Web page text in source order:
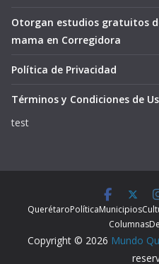
Otorgan estudios gratuitos
mama en Corregidora
Política de Privacidad
Términos y Condiciones de
test
QuerétaroPolíticaMunicipios
Columnas
Copyright © 2026 Mundo